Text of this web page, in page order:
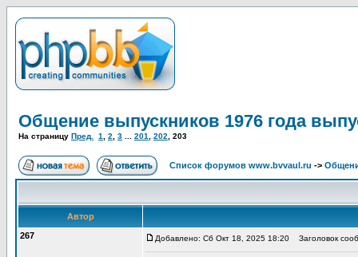
Общение выпускников 1976 года
На страницу Пред. 1 2 3 201 202 203
Список форумов www.bvvaul.ru ->
Автор
267
Добавлено: Сб Окт 18, 2025 18:20 Заголовок